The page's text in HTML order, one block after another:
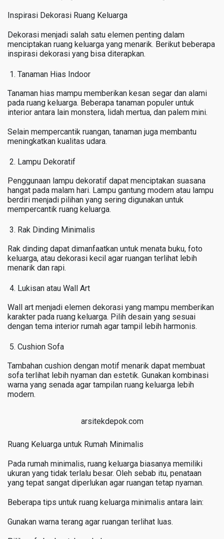
Inspirasi Dekorasi Ruang Keluarga
Dekorasi menjadi salah satu elemen penting dalam
menciptakan ruang keluarga yang menarik. Berikut beberapa
inspirasi dekorasi yang bisa diterapkan.
Tanaman Hias Indoor
Tanaman hias mampu memberikan kesan segar dan alami
pada ruang keluarga. Beberapa tanaman populer untuk
interior antara lain monstera, lidah mertua, dan palem mini.
Selain mempercantik ruangan, tanaman juga membantu
meningkatkan kualitas udara.
Lampu Dekoratif
Penggunaan lampu dekoratif dapat menciptakan suasana
hangat pada malam hari. Lampu gantung modern atau lampu
berdiri menjadi pilihan yang sering digunakan untuk
mempercantik ruang keluarga.
Rak Dinding Minimalis
Rak dinding dapat dimanfaatkan untuk menata buku, foto
keluarga, atau dekorasi kecil agar ruangan terlihat lebih
menarik dan rapi.
Lukisan atau Wall Art
Wall art menjadi elemen dekorasi yang mampu memberikan
karakter pada ruang keluarga. Pilih desain yang sesuai
dengan tema interior rumah agar tampil lebih harmonis.
Cushion Sofa
Tambahan cushion dengan motif menarik dapat membuat
sofa terlihat lebih nyaman dan estetik. Gunakan kombinasi
warna yang senada agar tampilan ruang keluarga lebih
modern.
arsitekdepok.com
Ruang Keluarga untuk Rumah Minimalis
Pada rumah minimalis, ruang keluarga biasanya memiliki
ukuran yang tidak terlalu besar. Oleh sebab itu, penataan
yang tepat sangat diperlukan agar ruangan tetap nyaman.
Beberapa tips untuk ruang keluarga minimalis antara lain:
Gunakan warna terang agar ruangan terlihat luas.